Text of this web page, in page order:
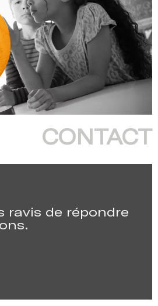
CONTACT
ravis de répondre